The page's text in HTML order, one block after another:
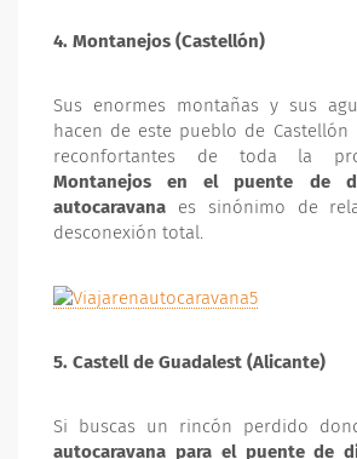
4. Montanejos (Castellón)
Sus enormes montañas y sus
hacen de este pueblo de
reconfortantes de toda la
Montanejos en el puente de
autocaravana es sinónimo de
desconexión total.
5. Castell de Guadalest (Alicante)
Si buscas un rincón perdido
autocaravana para el puente de